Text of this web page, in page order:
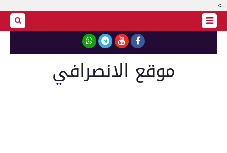
-->
موقع الانصرافي